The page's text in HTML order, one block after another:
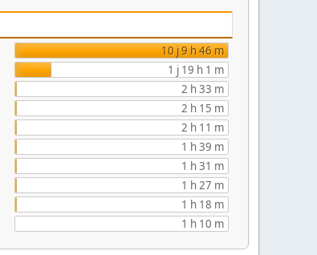
10 j 9 h 46 m
1 j 19 h 1 m
2 h 33 m
2 h 15 m
2 h 11 m
1 h 39 m
1 h 31 m
1 h 27 m
1 h 18 m
1 h 10 m